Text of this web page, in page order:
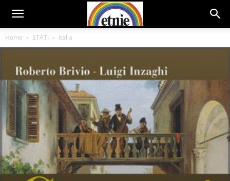
Home STATI italia